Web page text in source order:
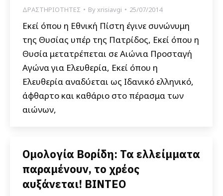
ΔΡΑΣΤΗΡΙΟΤΗΤΕΣ Byxrisiavgi 25/07/2014
Εκεί όπου η Εθνική Πίστη έγινε συνώνυμη
της Θυσίας υπέρ της Πατρίδος, Εκεί όπου η
Θυσία μετατρέπεται σε Αιώνια Προσταγή
Αγώνα για Ελευθερία, Εκεί όπου η
Ελευθερία αναδύεται ως Ιδανικό ελληνικό,
άφθαρτο και καθάριο στο πέρασμα των
αιώνων,
Ομολογία Βορίδη: Τα ελλείμματα
παραμένουν, το χρέος
αυξάνεται! ΒΙΝΤΕΟ